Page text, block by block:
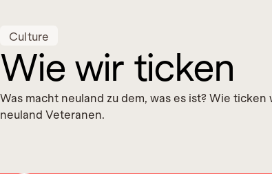
Culture
Wie wir ticken
Was macht neuland zu dem, was es ist? Wie
neuland Veteranen.